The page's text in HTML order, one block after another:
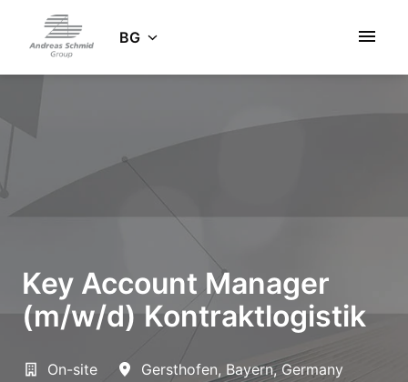
springenStartseite BG
Key Account Manager
(m/w/d) Kontraktlogistik
On-site Gersthofen, Bayern, Germany